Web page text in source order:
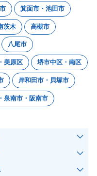
箕面市・池田市
茨木 高槻市
八尾市
美原区 堺市中区・南区
岸和田市・貝塚市
泉南市・阪南市